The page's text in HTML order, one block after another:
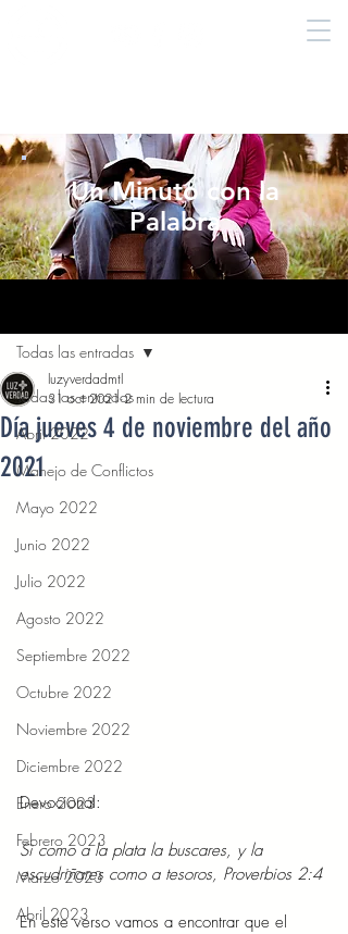
Un Minuto con la
Palabra
Todas las entradas
Abril 2022
Manejo de Conflictos
Mayo 2022
Junio 2022
Julio 2022
Agosto 2022
Septiembre 2022
Octubre 2022
Noviembre 2022
Diciembre 2022
Enero 2023
Febrero 2023
Marzo 2023
Abril 2023
Todas las entradas
Día jueves 4 de noviembre del año
2021
luzyverdadmtl
31 oct 2021 2 min de lectura
Devocional:
Si como a la plata la buscares, y la
escudriñares como a tesoros, Proverbios 2:4
En este verso vamos a encontrar que el